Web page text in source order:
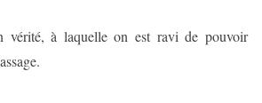
vérité, à laquelle on est ravi de pouvoir